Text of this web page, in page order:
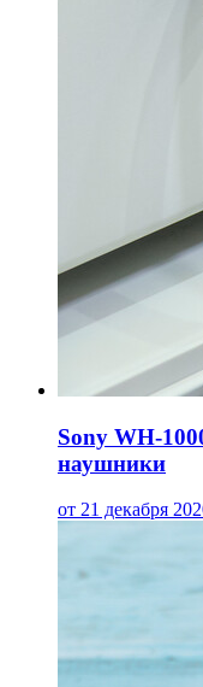
Sony WH-
наушники
от 21 декабря